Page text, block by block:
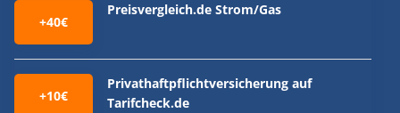
+40€
Preisvergleich.de Strom/Gas
+10€
Privathaftpflichtversicherung auf
Tarifcheck.de